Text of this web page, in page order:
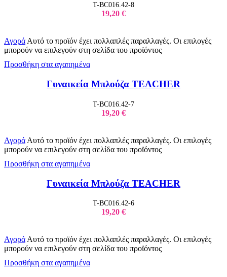
T-BC016.42-8
19,20 €
Αγορά Αυτό το προϊόν έχει πολλαπλές παραλλαγές. Οι επιλογές
μπορούν να επιλεγούν στη σελίδα του προϊόντος
Προσθήκη στα αγαπημένα
Γυναικεία Μπλούζα TEACHER
T-BC016.42-7
19,20 €
Αγορά Αυτό το προϊόν έχει πολλαπλές παραλλαγές. Οι επιλογές
μπορούν να επιλεγούν στη σελίδα του προϊόντος
Προσθήκη στα αγαπημένα
Γυναικεία Μπλούζα TEACHER
T-BC016.42-6
19,20 €
ΑγοράΑυτό το προϊόν έχει πολλαπλές παραλλαγές. Οι επιλογές
μπορούν να επιλεγούν στη σελίδα του προϊόντος
Προσθήκη στα αγαπημένα